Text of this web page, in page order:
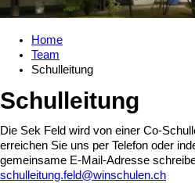
Home
Team
Schulleitung
Schulleitung
Die Sek Feld wird von einer Co-
erreichen Sie uns per Telefon oder
gemeinsame E-Mail-Adresse
schulleitung.feld@winschulen.ch